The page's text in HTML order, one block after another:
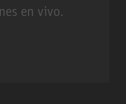
en vivo.